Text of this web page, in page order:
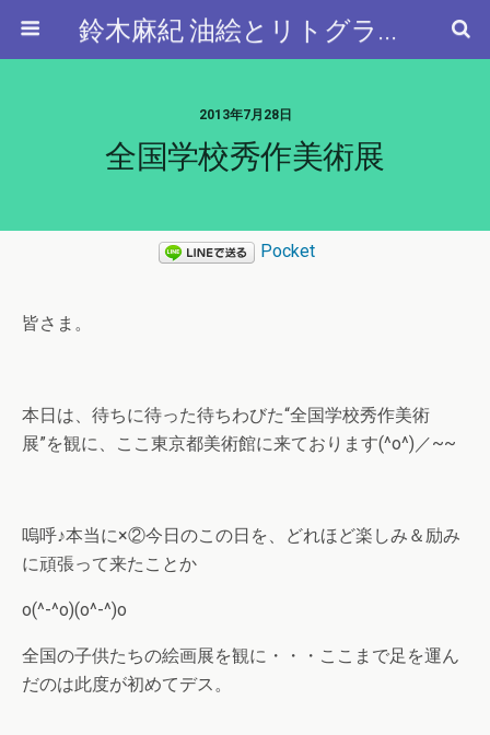
鈴木麻紀 油絵とリトグラフと…
2013年7月28日
全国学校秀作美術展
Pocket
皆さま。
本日は、待ちに待った待ちわびた“全国学校秀作美術
展”を観に、ここ東京都美術館に来ております(^o^)／~~
嗚呼♪本当に×②今日のこの日を、どれほど楽しみ＆励み
に頑張って来たことか
o(^-^o)(o^-^)o
全国の子供たちの絵画展を観に・・・ここまで足を運ん
だのは此度が初めてデス。